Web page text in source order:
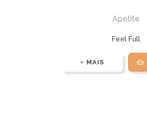
Apetite
Feel Full
MAIS